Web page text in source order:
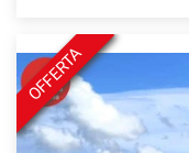
OFFERTA